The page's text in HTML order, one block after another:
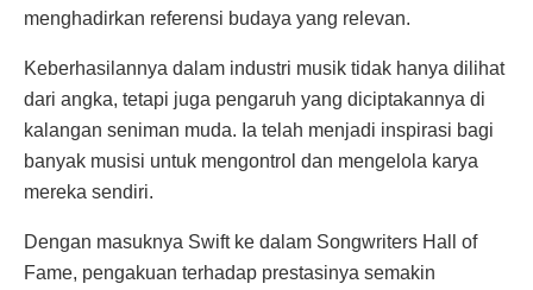
menghadirkan referensi budaya yang relevan.
Keberhasilannya dalam industri musik tidak hanya dilihat
dari angka, tetapi juga pengaruh yang diciptakannya di
kalangan seniman muda. Ia telah menjadi inspirasi bagi
banyak musisi untuk mengontrol dan mengelola karya
mereka sendiri.
Dengan masuknya Swift ke dalam Songwriters Hall of
Fame, pengakuan terhadap prestasinya semakin